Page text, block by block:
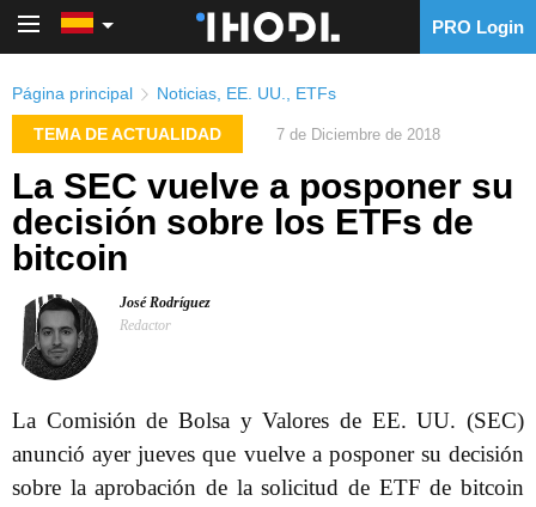
PRO Login
Página principal Noticias EE. UU. ETFs
TEMA DE ACTUALIDAD 7 de Diciembre de 2018
La SEC vuelve a posponer su
decisión sobre los ETFs de
bitcoin
José Rodríguez
Redactor
La Comisión de Bolsa y Valores de EE. UU. (SEC)
anunció ayer jueves que vuelve a posponer su decisión
sobre la aprobación de la solicitud de ETF de bitcoin